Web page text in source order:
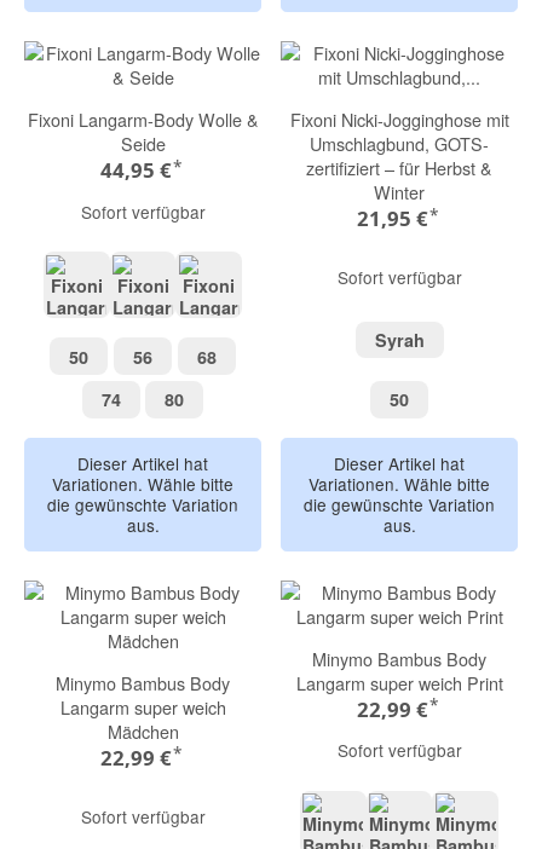
Fixoni Langarm-Body Wolle &
Seide
44,95 €*
Sofort verfügbar
5050 5656 6868
7474 8080
Dieser Artikel hat
Variationen. Wähle bitte
die gewünschte Variation
aus.
Fixoni Nicki-Jogginghose mit
Umschlagbund, GOTS-
zertifiziert – für Herbst &
Winter
21,95 €*
Sofort verfügbar
SyrahSyrah
5050
Dieser Artikel hat
Variationen. Wähle bitte
die gewünschte Variation
aus.
Minymo Bambus Body
Langarm super weich
Mädchen
22,99 €*
Sofort verfügbar
Minymo Bambus Body
Langarm super weich Print
22,99 €*
Sofort verfügbar